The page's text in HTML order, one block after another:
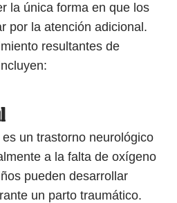
la única forma en que los
por la atención adicional.
resultantes de
un trastorno neurológico
a la falta de oxígeno
pueden desarrollar
un parto traumático.